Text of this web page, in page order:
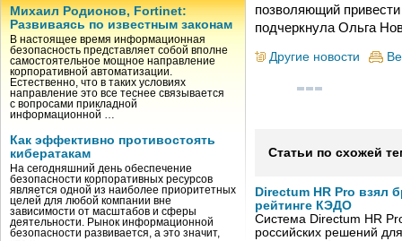
Михаил Родионов, Fortinet:
Развиваясь по известным законам
В настоящее время информационная
безопасность представляет собой вполне
самостоятельное мощное направление
корпоративной автоматизации.
Естественно, что в таких условиях
направление это все теснее связывается
с вопросами прикладной
информационной …
Как эффективно противостоять
кибератакам
На сегодняшний день обеспечение
безопасности корпоративных ресурсов
является одной из наиболее приоритетных
целей для любой компании вне
зависимости от масштабов и сферы
деятельности. Рынок информационной
безопасности развивается, а это значит,
позволяющий
подчеркнула Ольга
Другие новости
Статьи по схожей
Directum HR Pro взял
рейтинге КЭДО
Система Directum HR
российских решений